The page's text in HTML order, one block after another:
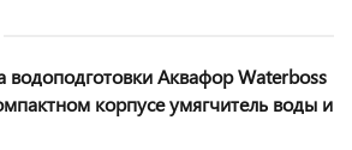
водоподготовки Аквафор Waterboss
корпусе умягчитель воды и